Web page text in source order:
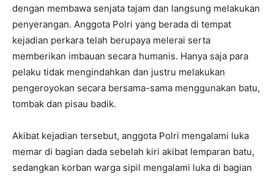
dengan membawa senjata tajam dan langsung melakukan
penyerangan. Anggota Polri yang berada di tempat
kejadian perkara telah berupaya melerai serta
memberikan imbauan secara humanis. Hanya saja para
pelaku tidak mengindahkan dan justru melakukan
pengeroyokan secara bersama-sama menggunakan batu,
tombak dan pisau badik.
Akibat kejadian tersebut, anggota Polri mengalami luka
memar di bagian dada sebelah kiri akibat lemparan batu,
sedangkan korban warga sipil mengalami luka di bagian